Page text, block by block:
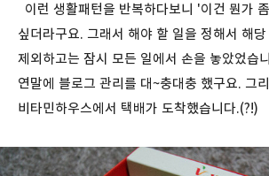
이런 생활패턴을 반복하다보니 '이건 뭔가
싶더라구요. 그래서 해야 할 일을 정해서 해
제외하고는 잠시 모든 일에서 손을 놓았었습
연말에 블로그 관리를 대~충대충 했구요. 그
비타민하우스에서 택배가 도착했습니다.(?!)